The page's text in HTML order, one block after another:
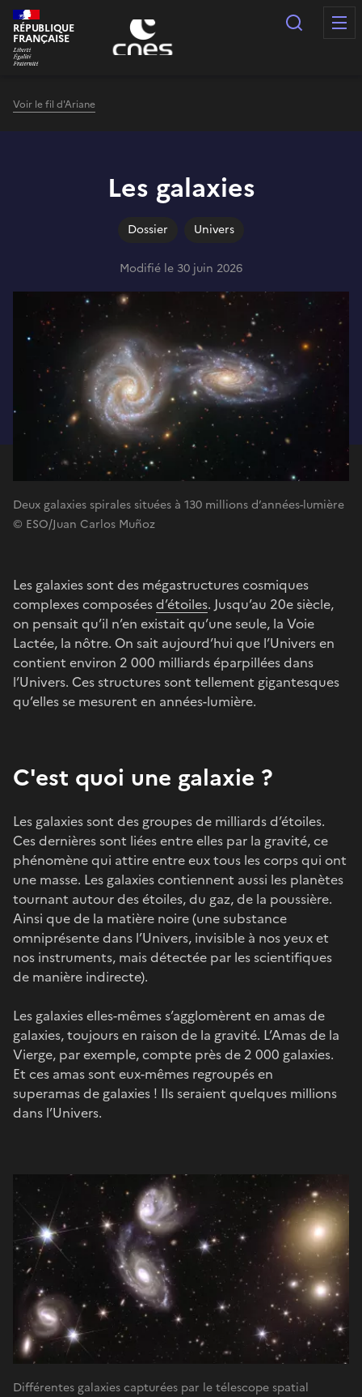
Panneau de gestion des cookies
RÉPUBLIQUE
FRANÇAISE
Voir le fil d'Ariane
Les galaxies
Dossier Univers
Modifié le 30 juin 2026
Deux galaxies spirales situées à 130 millions d’années-lumière
© ESO/Juan Carlos Muñoz
Les galaxies sont des mégastructures cosmiques
complexes composéesd’étoiles. Jusqu’au 20e siècle,
on pensait qu’il n’en existait qu’une seule, la Voie
Lactée, la nôtre. On sait aujourd’hui que l’Univers en
contient environ 2 000 milliards éparpillées dans
l’Univers. Ces structures sont tellement gigantesques
qu’elles se mesurent en années-lumière.
C'est quoi une galaxie ?
Les galaxies sont des groupes de milliards d’étoiles.
Ces dernières sont liées entre elles par la gravité, ce
phénomène qui attire entre eux tous les corps qui ont
une masse. Les galaxies contiennent aussi les planètes
tournant autour des étoiles, du gaz, de la poussière.
Ainsi que de la matière noire (une substance
omniprésente dans l’Univers, invisible à nos yeux et
nos instruments, mais détectée par les scientifiques
de manière indirecte).
Les galaxies elles-mêmes s’agglomèrent en amas de
galaxies, toujours en raison de la gravité. L’Amas de la
Vierge, par exemple, compte près de 2 000 galaxies.
Et ces amas sont eux-mêmes regroupés en
superamas de galaxies ! Ils seraient quelques millions
dans l’Univers.
Différentes galaxies capturées par le télescope spatial